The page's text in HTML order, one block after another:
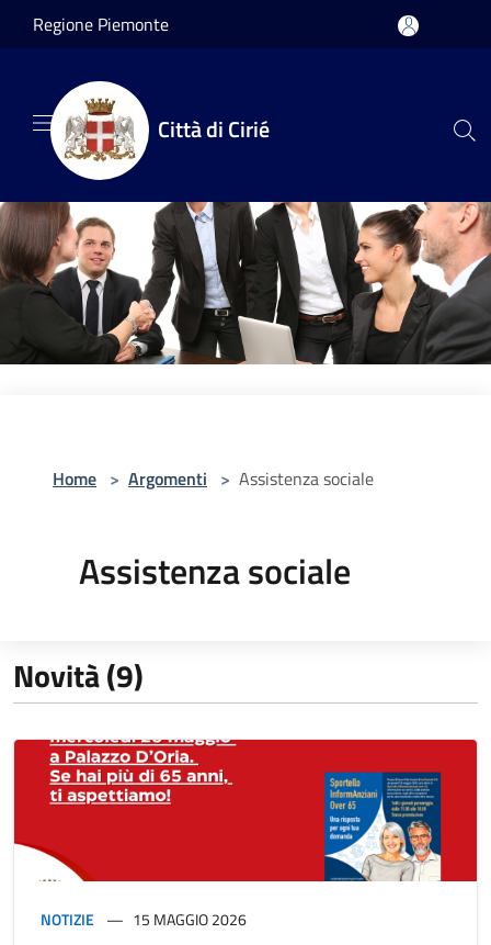
Salta al contenuto principale
Regione Piemonte
Città di Cirié
Home > Argomenti > Assistenza sociale
Assistenza sociale
Novità (9)
NOTIZIE 15 MAGGIO 2026